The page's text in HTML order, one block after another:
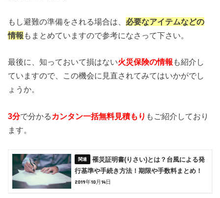
もし避難の準備をされる場合は、 必要なアイテムなどの
情報 もまとめていますので参考になさって下さい。
最後に、知っておいて損はない火災保険の情報 も紹介し
ていますので、この機会に見直されてみてはいかがでし
ょうか。
3分で分かる カンタン一括無料見積もり もご紹介しており
ます。
罹災証明書(りさい)とは？台風による発
行基準や手続き方法！期限や手数料まとめ！
2019年10月14日